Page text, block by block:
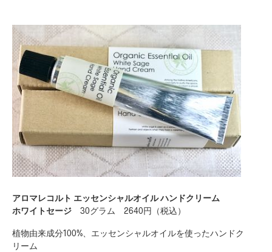
アロマレコルト エッセンシャルオイル ハンドクリーム
ホワイトセージ 30グラム 2640円（税込）
植物由来成分100%、エッセンシャルオイルを使ったハンドク
リーム